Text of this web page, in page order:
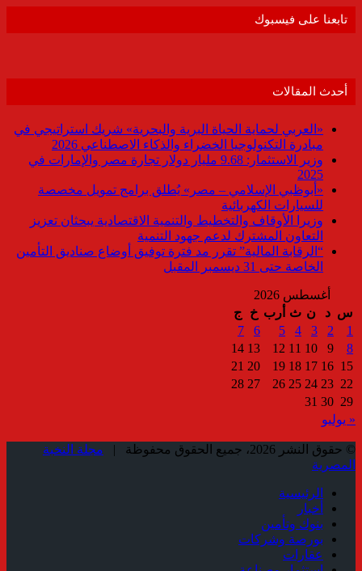
تابعنا على فيسبوك
أحدث المقالات
«العربي لحماية الحياة البرية والبحرية» شريك استراتيجي في
مبادرة التكنولوجيا الخضراء والذكاء الاصطناعي 2026
وزير الاستثمار: 9.68 مليار دولار تجارة مصر والإمارات في
2025
«أبوظبي الإسلامي – مصر» يُطلق برامج تمويل مخصصة
للسيارات الكهربائية
وزيرا الأوقاف والتخطيط والتنمية الاقتصادية يبحثان تعزيز
التعاون المشترك لدعم جهود التنمية
“الرقابة المالية” تقرر مد فترة توفيق أوضاع صناديق التأمين
الخاصة حتى 31 ديسمبر المقبل
أغسطس 2026
س د ن ث أرب خ
ج
1
2
3
4
5
6
7
8
9
10
11
12
13
14
15
16
17
18
19
20
21
22
23
24
25
26
27
28
29
30
31
« يوليو
© حقوق النشر 2026، جميع الحقوق محفوظة |
مجلة النخبة
المصرية
الرئيسية
أخبار
بنوك وتأمين
بورصة وشركات
عقارات